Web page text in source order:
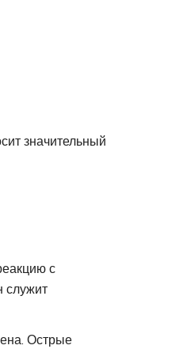
значительный
с
служит
Острые